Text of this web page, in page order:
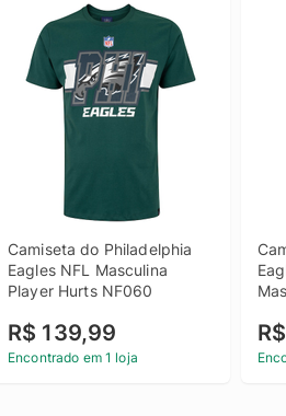
Camiseta do Philadelphia
Eagles NFL Masculina
Player Hurts NF060
R$ 139,99
Encontrado em 1 loja